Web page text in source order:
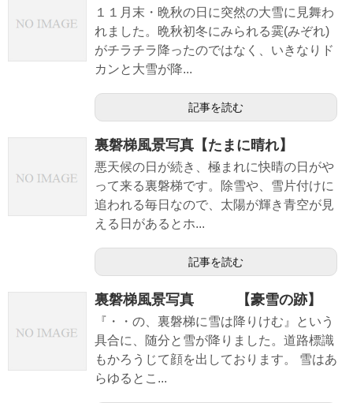
１１月末・晩秋の日に突然の大雪に見舞わ
れました。晩秋初冬にみられる霙(みぞれ)
がチラチラ降ったのではなく、いきなりド
カンと大雪が降...
記事を読む
裏磐梯風景写真【たまに晴れ】
悪天候の日が続き、極まれに快晴の日がや
って来る裏磐梯です。除雪や、雪片付けに
追われる毎日なので、太陽が輝き青空が見
える日があるとホ...
記事を読む
裏磐梯風景写真 【豪雪の跡】
『・・の、裏磐梯に雪は降りけむ』という
具合に、随分と雪が降りました。道路標識
もかろうじて顔を出しております。 雪はあ
らゆるとこ...